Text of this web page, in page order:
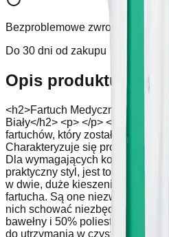
Bezproblemowe zwroty
Do 30 dni od zakupu
Opis produktu
<h2>Fartuch Medyczny Damski
Biały</h2> <p> </p> <p>Model
fartuchów, który został uszyty z
Charakteryzuje się prostym
Dla wymagających kobiet, które
praktyczny styl, jest to idealna
w dwie, duże kieszenie na dole i
fartucha. Są one niezwykle
nich schować niezbędne
bawełny i 50% poliestru, co daje
do utrzymania w czystości oraz